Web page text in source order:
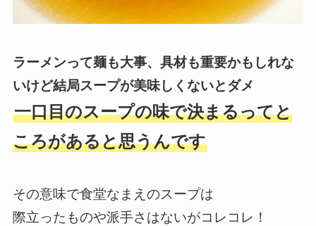
ラーメンって麺も大事、具材も重要かもしれな
いけど結局スープが美味しくないとダメ
一口目のスープの味で決まるってと
ころがあると思うんです
その意味で食堂なまえのスープは
際立ったものや派手さはないがコレコレ！